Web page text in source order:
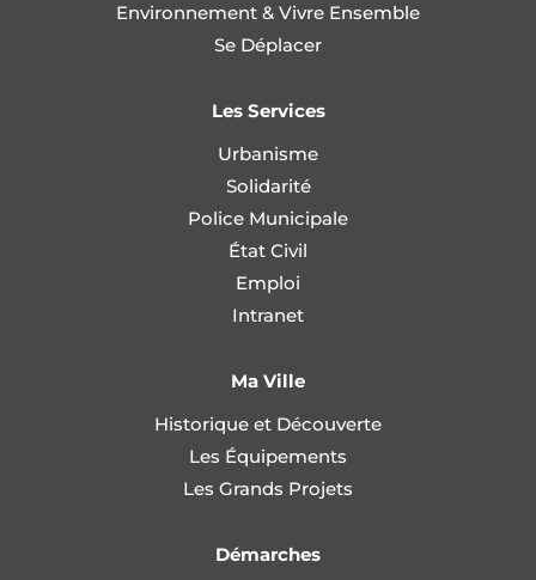
Environnement & Vivre Ensemble
Se Déplacer
Les Services
Urbanisme
Solidarité
Police Municipale
État Civil
Emploi
Intranet
Ma Ville
Historique et Découverte
Les Équipements
Les Grands Projets
Démarches